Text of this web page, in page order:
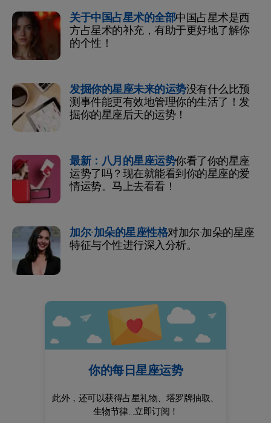
关于中国占星术的全部中国占星术是西
方占星术的补充，有助于更好地了解你
的个性！
发掘你的星座未来的运势没有什么比预
测事件能更有效地管理你的生活了！发
掘你的星座后天的运势！
最新：八月的星座运势你看了你的星座
运势了吗？现在就能看到你的星座的爱
情运势。马上去看看！
加尔·加朵的星座性格对加尔·加朵的星座
特征与个性进行深入分析。
你的每日星座运势
此外，还可以获得占星礼物、塔罗牌抽取、
生物节律...立即订阅！